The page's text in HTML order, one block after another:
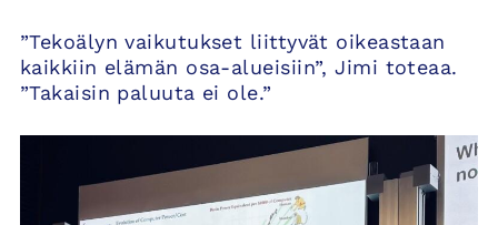
”Tekoälyn vaikutukset liittyvät oikeastaan
kaikkiin elämän osa-alueisiin”, Jimi toteaa.
”Takaisin paluuta ei ole.”